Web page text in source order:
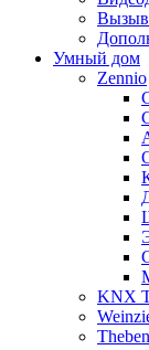
Умный дом
Zennio
KNX